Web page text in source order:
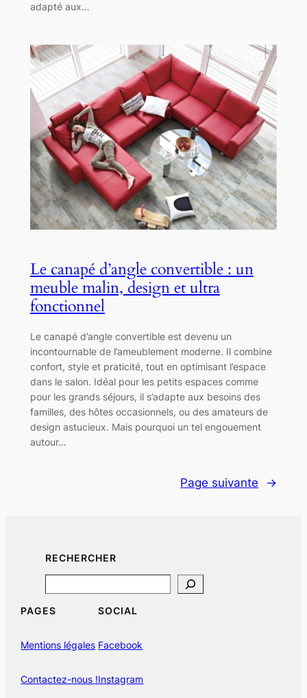
adapté aux…
Le canapé d’angle convertible : un
meuble malin, design et ultra
fonctionnel
Le canapé d’angle convertible est devenu un
incontournable de l’ameublement moderne. Il combine
confort, style et praticité, tout en optimisant l’espace
dans le salon. Idéal pour les petits espaces comme
pour les grands séjours, il s’adapte aux besoins des
familles, des hôtes occasionnels, ou des amateurs de
design astucieux. Mais pourquoi un tel engouement
autour…
Page suivante →
RECHERCHER
PAGES
Mentions légales
Contactez-nous !
SOCIAL
Facebook
Instagram